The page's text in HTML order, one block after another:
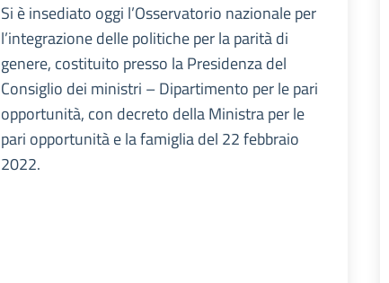
Si è insediato oggi l’Osservatorio nazionale per
l’integrazione delle politiche per la parità di
genere, costituito presso la Presidenza del
Consiglio dei ministri – Dipartimento per le pari
opportunità, con decreto della Ministra per le
pari opportunità e la famiglia del 22 febbraio
2022.